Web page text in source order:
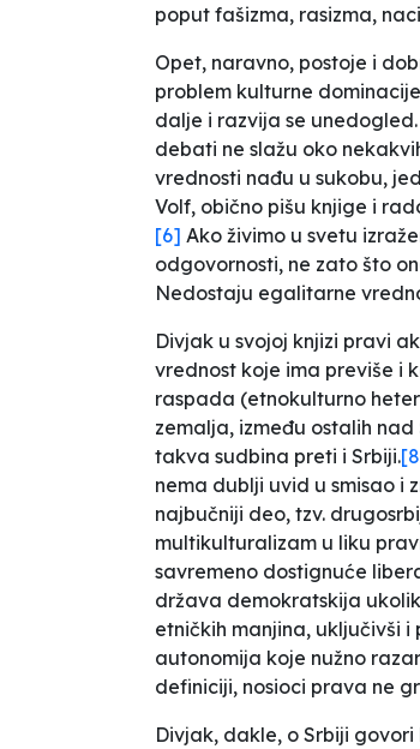
poput fašizma, rasizma,
Opet, naravno, postoje i
problem kulturne
dalje i razvija se
debati ne slažu oko
vrednosti nađu u sukobu,
Volf, obično pišu knjige i
[6] Ako živimo u svetu
odgovornosti, ne zato što
Nedostaju egalitarne
Divjak u svojoj knjizi pravi
vrednost koje ima previše i
raspada (etnokulturno
zemalja, između ostalih
takva sudbina preti i Srbiji.
nema dublji uvid u smisao i
najbučniji deo, tzv.
multikulturalizam u liku
savremeno dostignuće
država demokratskija
etničkih manjina, uključivši
autonomija koje nužno
definiciji, nosioci prava ne
Divjak, dakle, o Srbiji